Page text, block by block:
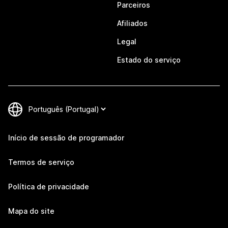
Parceiros
Afiliados
Legal
Estado do serviço
Início de sessão de programador
Termos de serviço
Política de privacidade
Mapa do site